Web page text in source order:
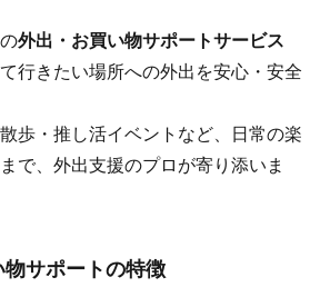
外出・お買い物サポートサービス
行きたい場所への外出を安心・安全
歩・推し活イベントなど、日常の楽
で、外出支援のプロが寄り添いま
サポートの特徴